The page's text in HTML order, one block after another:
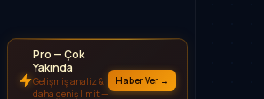
Pro — Çok
Yakında
Gelişmiş analiz &
daha geniş limit —
Haber Ver →